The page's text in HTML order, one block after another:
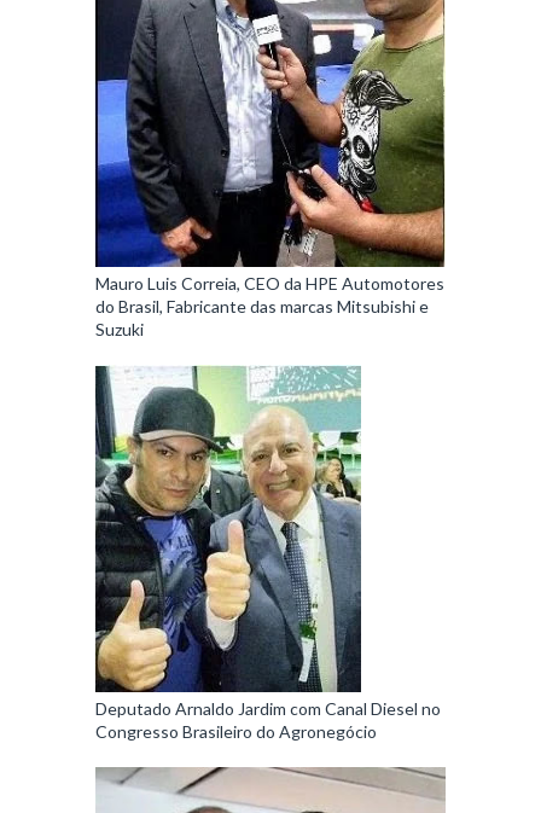
Mauro Luis Correia, CEO da HPE Automotores
do Brasil, Fabricante das marcas Mitsubishi e
Suzuki
Deputado Arnaldo Jardim com Canal Diesel no
Congresso Brasileiro do Agronegócio